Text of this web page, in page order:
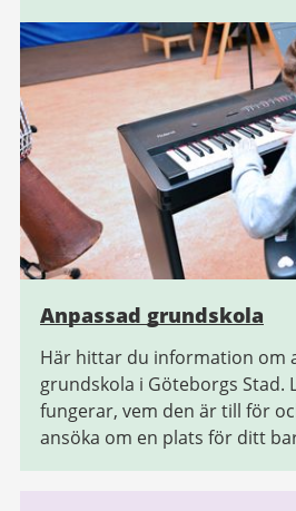
Anpassad grundskola
Här hittar du information om
grundskola i Göteborgs Stad.
fungerar, vem den är till för
ansöka om en plats för ditt